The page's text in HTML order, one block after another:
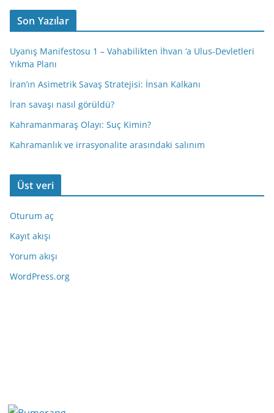
Son Yazılar
Uyanış Manifestosu 1 – Vahabilikten İhvan ‘a Ulus-Devletleri
Yıkma Planı
İran’ın Asimetrik Savaş Stratejisi: İnsan Kalkanı
İran savaşı nasıl görüldü?
Kahramanmaraş Olayı: Suç Kimin?
Kahramanlık ve irrasyonalite arasındaki salınım
Üst veri
Oturum aç
Kayıt akışı
Yorum akışı
WordPress.org